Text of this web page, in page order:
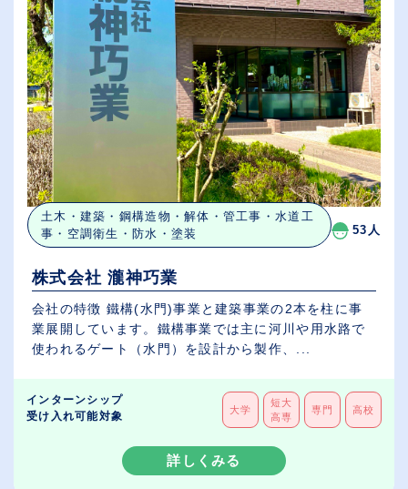
土木・建築・鋼構造物・解体・管工事・水道工
事・空調衛生・防水・塗装
53人
株式会社 瀧神巧業
会社の特徴 鐵構(水門)事業と建築事業の2本を柱に事
業展開しています。鐵構事業では主に河川や用水路で
使われるゲート（水門）を設計から製作、...
インターンシップ
受け入れ可能対象
大学
短大
高専
専門 高校
詳しくみる